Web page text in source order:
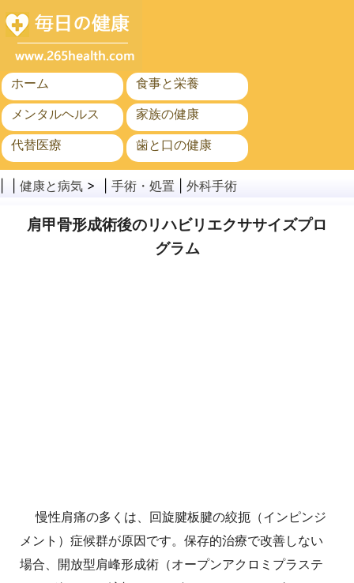
ホーム
食事と栄養
メンタルヘルス
家族の健康
代替医療
歯と口の健康
がん
公衆衛生
健康と病気 > | 手術・処置 外科手術
肩甲骨形成術後のリハビリエクササイズプロ
グラム
慢性肩痛の多くは、回旋腱板腱の絞扼（インピンジ
メント）症候群が原因です。保存的治療で改善しない
場合、開放型肩峰形成術（オープンアクロミプラステ